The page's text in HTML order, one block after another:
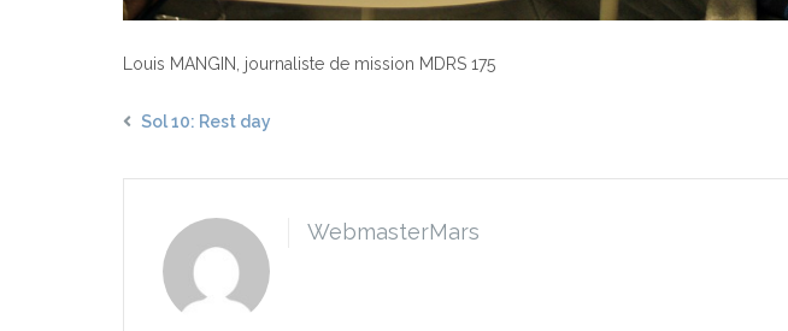
Louis MANGIN, journaliste de mission MDRS 175
Sol 10: Rest day
WebmasterMars